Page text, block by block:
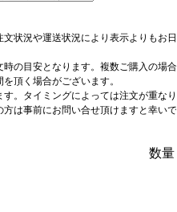
状況や運送状況により表示よりもお日
時の目安となります。複数ご購入の場合
頂く場合がございます。
。タイミングによっては注文が重なり
は事前にお問い合せ頂けますと幸いで
数量